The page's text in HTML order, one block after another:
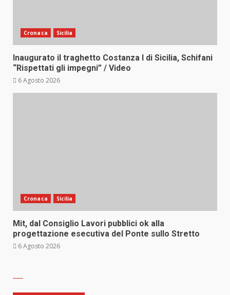
Cronaca Sicilia
Inaugurato il traghetto Costanza I di Sicilia, Schifani
“Rispettati gli impegni” / Video
6 Agosto 2026
Cronaca Sicilia
Mit, dal Consiglio Lavori pubblici ok alla
progettazione esecutiva del Ponte sullo Stretto
6 Agosto 2026